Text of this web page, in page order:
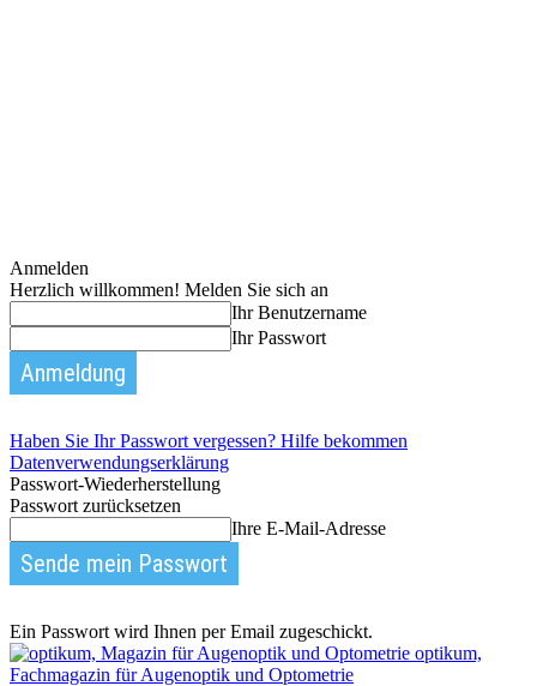
Anmelden
Herzlich willkommen! Melden Sie sich an
Ihr Benutzername
Ihr Passwort
Haben Sie Ihr Passwort vergessen? Hilfe bekommen
Datenverwendungserklärung
Passwort-Wiederherstellung
Passwort zurücksetzen
Ihre E-Mail-Adresse
Ein Passwort wird Ihnen per Email zugeschickt.
optikum,
Fachmagazin für Augenoptik und Optometrie